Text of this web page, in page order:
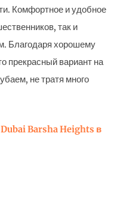
Комфортное и удобное
так и
Благодаря хорошему
прекрасный вариант на
не тратя много
Barsha Heights в